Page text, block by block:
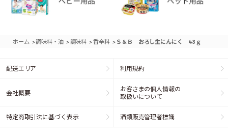
ホーム >調味料・油 >調味料 >香辛料 > Ｓ＆Ｂ おろし生にんにく 43ｇ
配送エリア 利用規約
会社概要
お客さまの個人情報の
取扱いについて
特定商取引法に基づく表示 酒類販売管理者標識